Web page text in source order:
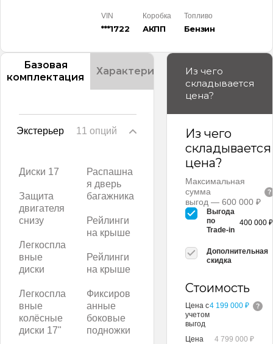
VIN
***1722
Коробка
АКПП
Топливо
Бензин
Базовая
комплектация
Характеристики Описание
Экстерьер 11 опций
Диски 17
Защита
двигателя
снизу
Легкоспла
вные
диски
Легкоспла
вные
колёсные
диски 17"
Распашна
я дверь
багажника
Рейлинги
на крыше
Рейлинги
на крыше
Фиксиров
анные
боковые
подножки
Из чего
складывается
цена?
Из чего
складывается
цена?
Максимальная
сумма
выгод — 600 000 ₽
Выгода
по
Trade-in
400 000 ₽
Дополнительная
скидка
Стоимость
Цена с
учетом
выгод
4 199 000 ₽
Цена 4 799 000 ₽